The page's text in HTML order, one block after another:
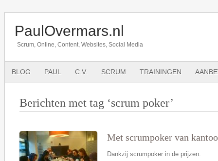
PaulOvermars.nl
Scrum, Online, Content, Websites, Social Media
BLOG PAUL C.V. SCRUM TRAININGEN
Berichten met tag ‘scrum poker’
Met scrumpoker van
Dankzij scrumpoker in de prijzen.